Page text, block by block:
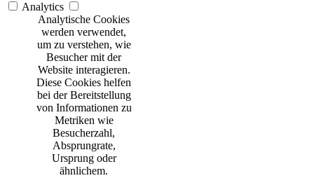
Analytics
Analytische Cookies
werden verwendet,
um zu verstehen, wie
Besucher mit der
Website interagieren.
Diese Cookies helfen
bei der Bereitstellung
von Informationen zu
Metriken wie
Besucherzahl,
Absprungrate,
Ursprung oder
ähnlichem.